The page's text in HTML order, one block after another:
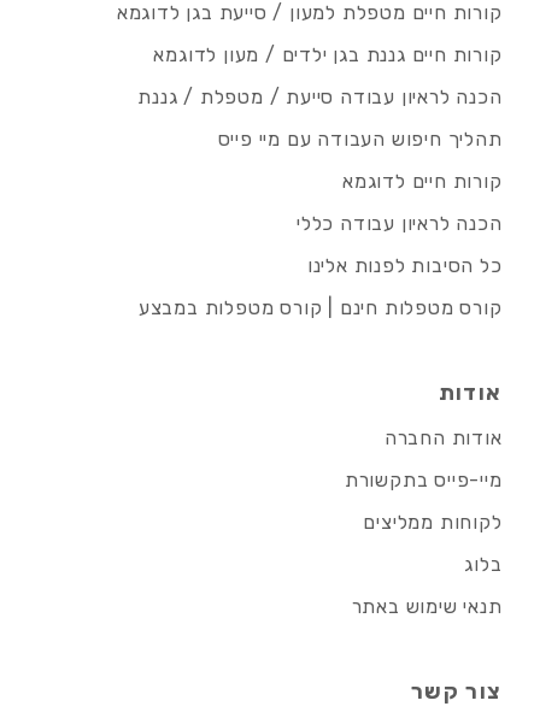
קורות חיים מטפלת למעון / סייעת בגן לדוגמא
קורות חיים גננת בגן ילדים / מעון לדוגמא
הכנה לראיון עבודה סייעת / מטפלת / גננת
תהליך חיפוש העבודה עם מיי פייס
קורות חיים לדוגמא
הכנה לראיון עבודה כללי
כל הסיבות לפנות אלינו
קורס מטפלות חינם | קורס מטפלות במבצע
אודות
אודות החברה
מיי-פייס בתקשורת
לקוחות ממליצים
בלוג
תנאי שימוש באתר
צור קשר